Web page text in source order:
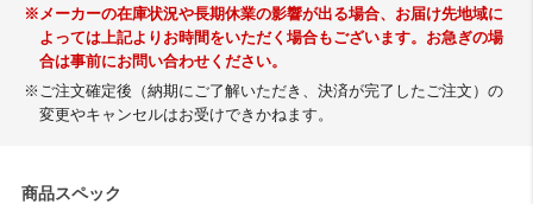
※メーカーの在庫状況や長期休業の影響が出る場合、お届け先地域に
よっては上記よりお時間をいただく場合もございます。お急ぎの場
合は事前にお問い合わせください。
※ご注文確定後（納期にご了解いただき、決済が完了したご注文）の
変更やキャンセルはお受けできかねます。
商品スペック